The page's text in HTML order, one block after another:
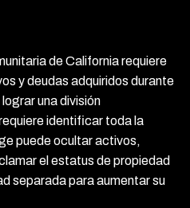
de California requiere
y deudas adquiridos durante
una división
identificar toda la
puede ocultar activos,
el estatus de propiedad
separada para aumentar su